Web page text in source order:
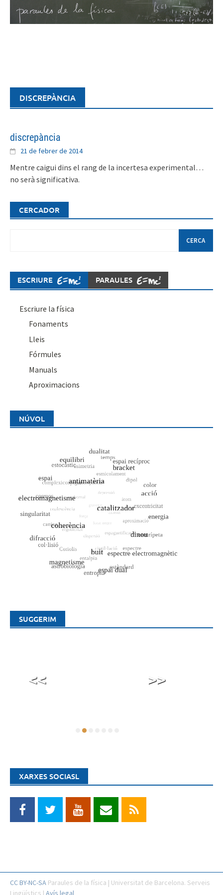
DISCREPÀNCIA
discrepància
21 de febrer de 2014
Mentre caigui dins el rang de la incertesa experimental…
no serà significativa.
CERCADOR
ESCRIURE PARAULES
Escriure la física
Fonaments
Lleis
Fórmules
Manuals
Aproximacions
NÚVOL
SUGGERIM
<< >>
XARXES SOCIASL
CC BY-NC-SA Paraules de la física | Universitat de Barcelona. Serveis
Lingüístics | Avís legal